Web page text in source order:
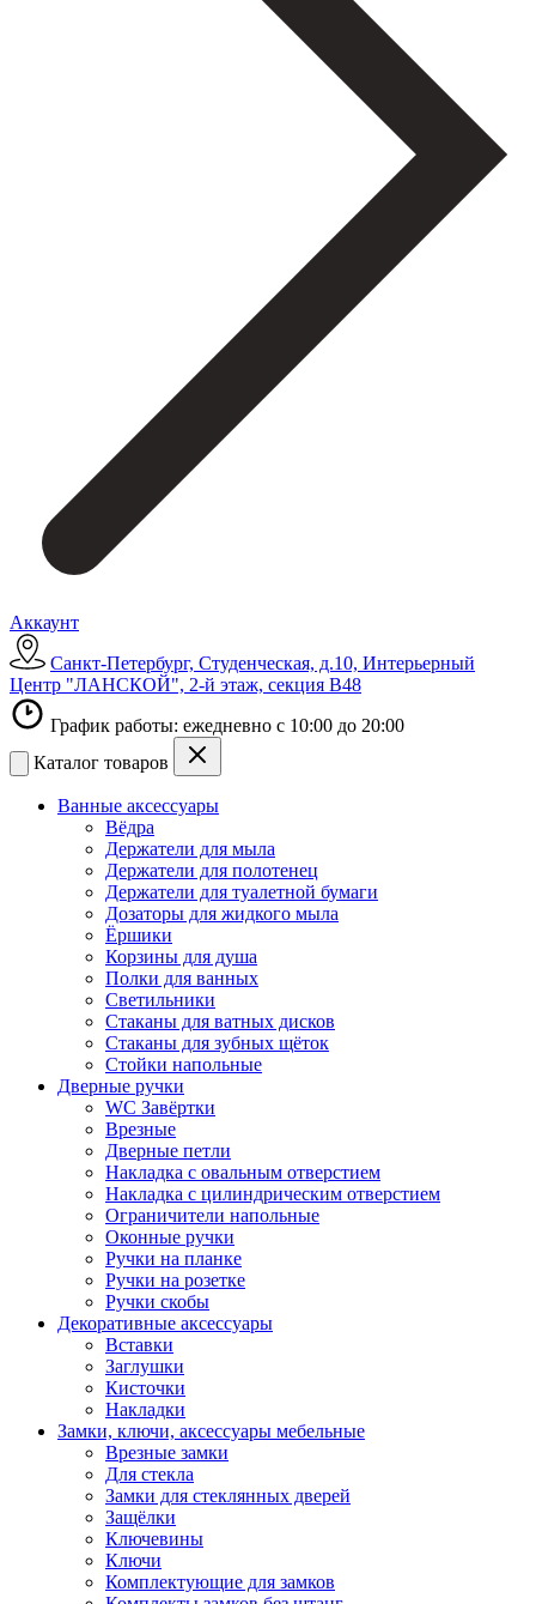
Аккаунт
Санкт-Петербург, Студенческая, д.10, Интерьерный
Центр "ЛАНСКОЙ", 2-й этаж, секция В48
График работы: ежедневно с 10:00 до 20:00
Каталог товаров
Ванные аксессуары
Вёдра
Держатели для мыла
Держатели для полотенец
Держатели для туалетной бумаги
Дозаторы для жидкого мыла
Ёршики
Корзины для душа
Полки для ванных
Светильники
Стаканы для ватных дисков
Стаканы для зубных щёток
Стойки напольные
Дверные ручки
WC Завёртки
Врезные
Дверные петли
Накладка с овальным отверстием
Накладка с цилиндрическим отверстием
Ограничители напольные
Оконные ручки
Ручки на планке
Ручки на розетке
Ручки скобы
Декоративные аксессуары
Вставки
Заглушки
Кисточки
Накладки
Замки, ключи, аксессуары мебельные
Врезные замки
Для стекла
Замки для стеклянных дверей
Защёлки
Ключевины
Ключи
Комплектующие для замков